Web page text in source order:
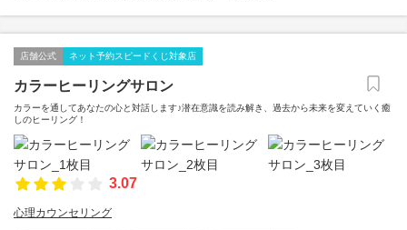
店舗公式 ネット予約スピードくじ対象店
カラーヒーリングサロン
カラーを通してあなたの心と対話します♪潜在意識を読み解き、過去から未来を変えていく癒
しのヒーリング！
3.07
心理カウンセリング